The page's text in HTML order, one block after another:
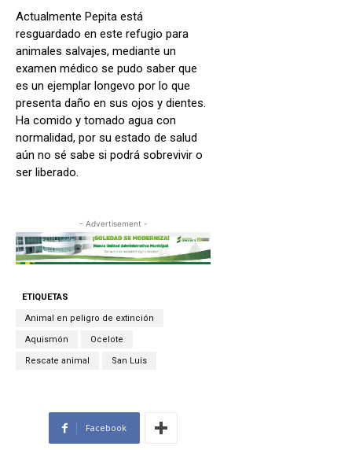
Actualmente Pepita está
resguardado en este refugio para
animales salvajes, mediante un
examen médico se pudo saber que
es un ejemplar longevo por lo que
presenta daño en sus ojos y dientes.
Ha comido y tomado agua con
normalidad, por su estado de salud
aún no sé sabe si podrá sobrevivir o
ser liberado.
- Advertisement -
ETIQUETAS
Animal en peligro de extinción
Aquismón Ocelote
Rescate animal San Luis
Facebook